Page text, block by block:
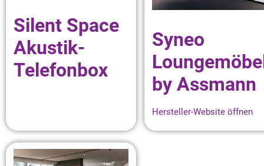
Silent Space
Akustik-
Telefonbox
Syneo
by Assmann
Hersteller-Website öffnen